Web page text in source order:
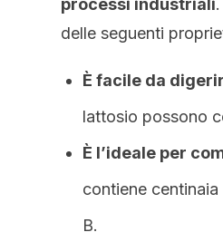
processi industriali
delle seguenti
È facile da
lattosio possono
È l’ideale per
contiene
B.